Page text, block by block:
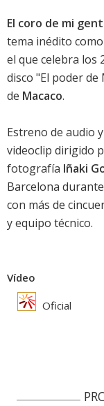
El coro de mi
tema inédito
el que celebra los
disco "El poder
de Macaco.
Estreno de audio
videoclip dirigido
fotografía Iñaki
Barcelona
con más de
y equipo técnico.
Vídeo
Oficial